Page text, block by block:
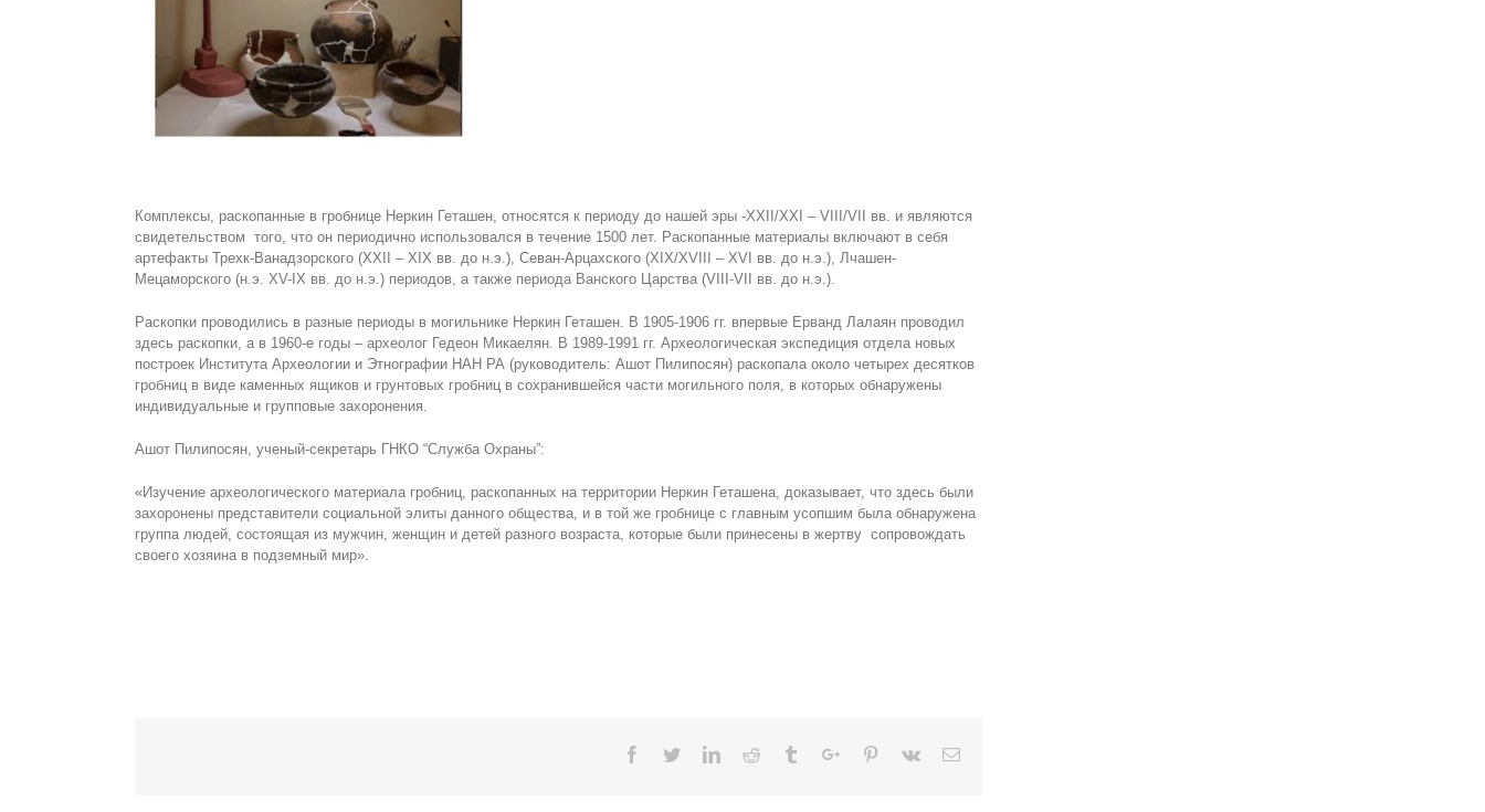
Комплексы, раскопанные в гробнице Неркин Геташен, относятся к периоду до нашей эры -XXII/XXI – VIII/VII вв. и являются
свидетельством того, что он периодично использовался в течение 1500 лет. Раскопанные материалы включают в себя
артефакты Трехк-Ванадзорского (XXII – XIX вв. до н.э.), Севан-Арцахского (XIX/XVIII – XVI вв. до н.э.), Лчашен-
Мецаморского (н.э. XV-IX вв. до н.э.) периодов, а также периода Ванского Царства (VIII-VII вв. до н.э.).
Раскопки проводились в разные периоды в могильнике Неркин Геташен. В 1905-1906 гг. впервые Ерванд Лалаян проводил
здесь раскопки, а в 1960-е годы – археолог Гедеон Микаелян. В 1989-1991 гг. Археологическая экспедиция отдела новых
построек Института Археологии и Этнографии НАН РА (руководитель: Ашот Пилипосян) раскопала около четырех десятков
гробниц в виде каменных ящиков и грунтовых гробниц в сохранившейся части могильного поля, в которых обнаружены
индивидуальные и групповые захоронения.
Ашот Пилипосян, ученый-секретарь ГНКО “Служба Охраны”:
«Изучение археологического материала гробниц, раскопанных на территории Неркин Геташена, доказывает, что здесь были
захоронены представители социальной элиты данного общества, и в той же гробнице с главным усопшим была обнаружена
группа людей, состоящая из мужчин, женщин и детей разного возраста, которые были принесены в жертву сопровождать
своего хозяина в подземный мир».
Facebook
TwitterLinkedinReddit TumblrGoogle+Pinterest
Vk Email